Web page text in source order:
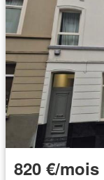
820 €/mois